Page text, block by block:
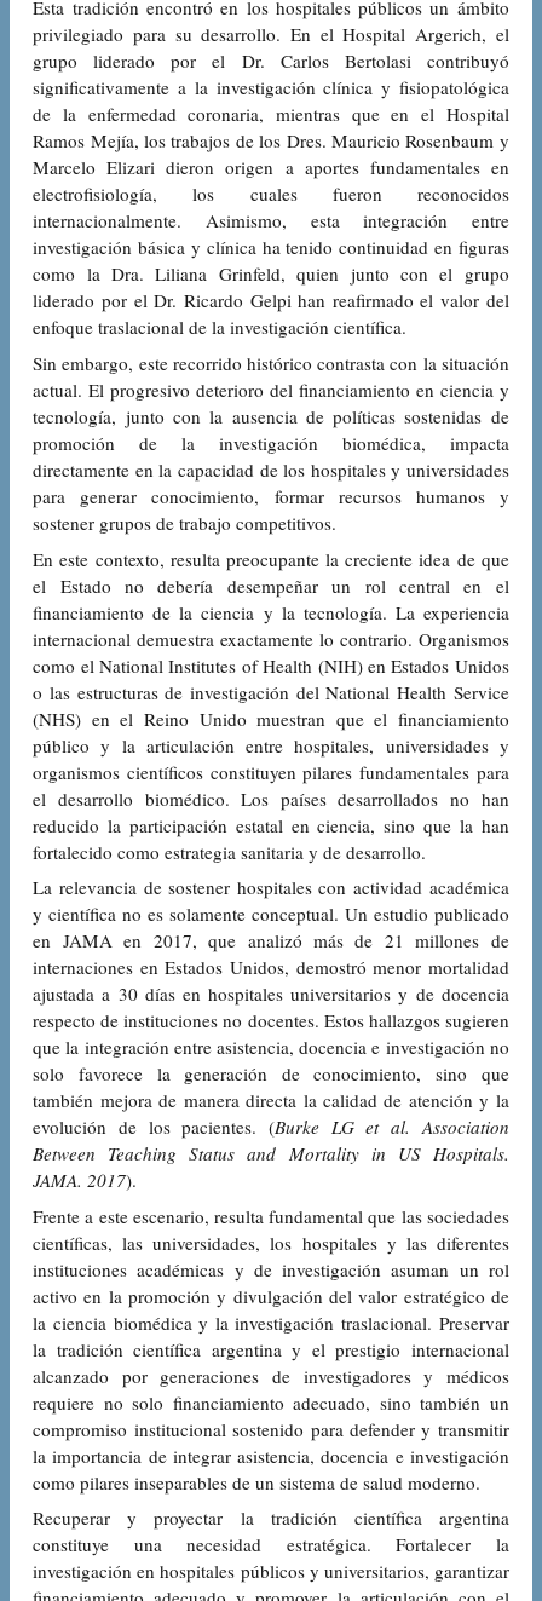
Esta tradición encontró en los hospitales públicos un ámbito
privilegiado para su desarrollo. En el Hospital Argerich, el
grupo liderado por el Dr. Carlos Bertolasi contribuyó
significativamente a la investigación clínica y fisiopatológica
de la enfermedad coronaria, mientras que en el Hospital
Ramos Mejía, los trabajos de los Dres. Mauricio Rosenbaum y
Marcelo Elizari dieron origen a aportes fundamentales en
electrofisiología, los cuales fueron reconocidos
internacionalmente. Asimismo, esta integración entre
investigación básica y clínica ha tenido continuidad en figuras
como la Dra. Liliana Grinfeld, quien junto con el grupo
liderado por el Dr. Ricardo Gelpi han reafirmado el valor del
enfoque traslacional de la investigación científica.
Sin embargo, este recorrido histórico contrasta con la situación
actual. El progresivo deterioro del financiamiento en ciencia y
tecnología, junto con la ausencia de políticas sostenidas de
promoción de la investigación biomédica, impacta
directamente en la capacidad de los hospitales y universidades
para generar conocimiento, formar recursos humanos y
sostener grupos de trabajo competitivos.
En este contexto, resulta preocupante la creciente idea de que
el Estado no debería desempeñar un rol central en el
financiamiento de la ciencia y la tecnología. La experiencia
internacional demuestra exactamente lo contrario. Organismos
como el National Institutes of Health (NIH) en Estados Unidos
o las estructuras de investigación del National Health Service
(NHS) en el Reino Unido muestran que el financiamiento
público y la articulación entre hospitales, universidades y
organismos científicos constituyen pilares fundamentales para
el desarrollo biomédico. Los países desarrollados no han
reducido la participación estatal en ciencia, sino que la han
fortalecido como estrategia sanitaria y de desarrollo.
La relevancia de sostener hospitales con actividad académica
y científica no es solamente conceptual. Un estudio publicado
en JAMA en 2017, que analizó más de 21 millones de
internaciones en Estados Unidos, demostró menor mortalidad
ajustada a 30 días en hospitales universitarios y de docencia
respecto de instituciones no docentes. Estos hallazgos sugieren
que la integración entre asistencia, docencia e investigación no
solo favorece la generación de conocimiento, sino que
también mejora de manera directa la calidad de atención y la
evolución de los pacientes. (Burke LG et al. Association
Between Teaching Status and Mortality in US Hospitals.
JAMA. 2017).
Frente a este escenario, resulta fundamental que las sociedades
científicas, las universidades, los hospitales y las diferentes
instituciones académicas y de investigación asuman un rol
activo en la promoción y divulgación del valor estratégico de
la ciencia biomédica y la investigación traslacional. Preservar
la tradición científica argentina y el prestigio internacional
alcanzado por generaciones de investigadores y médicos
requiere no solo financiamiento adecuado, sino también un
compromiso institucional sostenido para defender y transmitir
la importancia de integrar asistencia, docencia e investigación
como pilares inseparables de un sistema de salud moderno.
Recuperar y proyectar la tradición científica argentina
constituye una necesidad estratégica. Fortalecer la
investigación en hospitales públicos y universitarios, garantizar